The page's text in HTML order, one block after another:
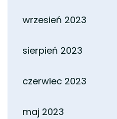
wrzesień 2023
sierpień 2023
czerwiec 2023
maj 2023